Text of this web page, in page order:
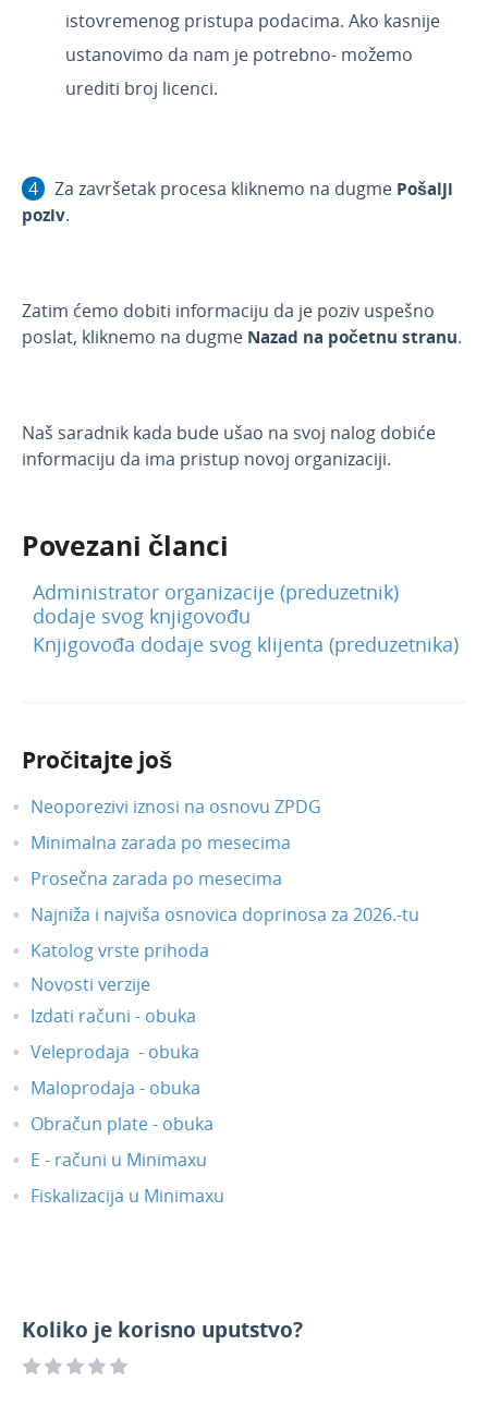
istovremenog pristupa podacima. Ako kasnije
ustanovimo da nam je potrebno- možemo
urediti broj licenci.
Za završetak procesa kliknemo na dugme Pošalji
poziv.
Zatim ćemo dobiti informaciju da je poziv uspešno
poslat, kliknemo na dugme Nazad na početnu stranu.
Naš saradnik kada bude ušao na svoj nalog dobiće
informaciju da ima pristup novoj organizaciji.
Povezani članci
Administrator organizacije (preduzetnik)
dodaje svog knjigovođu
Knjigovođa dodaje svog klijenta (preduzetnika)
Pročitajte još
Neoporezivi iznosi na osnovu ZPDG
Minimalna zarada po mesecima
Prosečna zarada po mesecima
Najniža i najviša osnovica doprinosa za 2026.-tu
Katolog vrste prihoda
Novosti verzije
Izdati računi - obuka
Veleprodaja - obuka
Maloprodaja - obuka
Obračun plate - obuka
E - računi u Minimaxu
Fiskalizacija u Minimaxu
Koliko je korisno uputstvo?